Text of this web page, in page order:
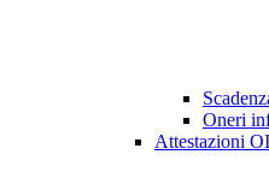
Oneri
Attestazioni